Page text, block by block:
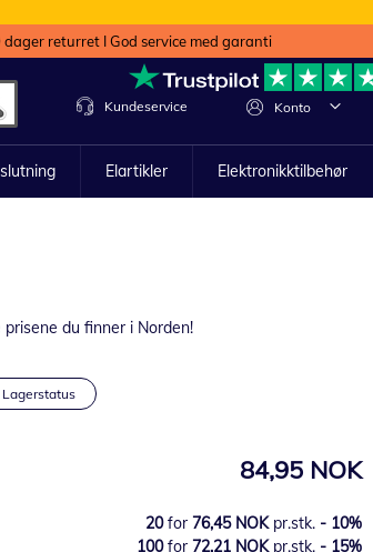
dager returret I God service med garanti
Konto Endring
Kundeservice
Elartikler Elektronikktilbehør
du finner i Norden!
Lagerstatus
84,95 NOK
20for 76,45 NOK pr.stk. - 10%
100for 72,21 NOK pr.stk. - 15%